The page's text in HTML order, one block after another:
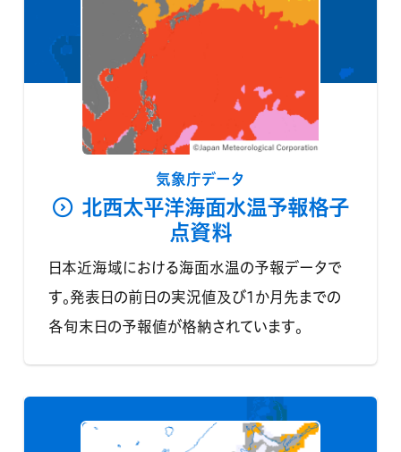
気象庁データ
北西太平洋海面水温予報格子
点資料
日本近海域における海面水温の予報データで
す。発表日の前日の実況値及び1か月先までの
各旬末日の予報値が格納されています。